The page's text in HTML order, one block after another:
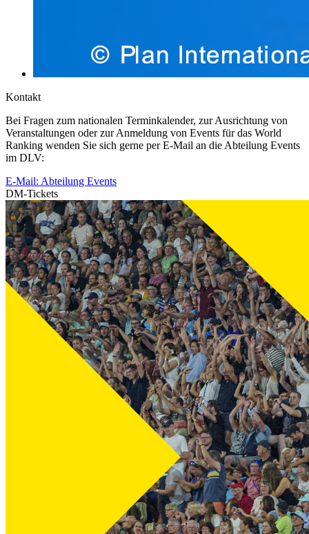
Kontakt
Bei Fragen zum nationalen Terminkalender, zur Ausrichtung von
Veranstaltungen oder zur Anmeldung von Events für das World
Ranking wenden Sie sich gerne per E-Mail an die Abteilung Events
im DLV:
E-Mail: Abteilung Events
DM-Tickets